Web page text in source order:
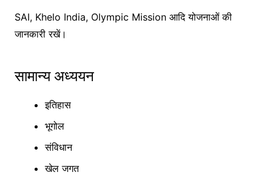
SAI, Khelo India, Olympic Mission आदि योजनाओं की
जानकारी रखें।
सामान्य अध्ययन
इतिहास
भूगोल
संविधान
खेल जगत